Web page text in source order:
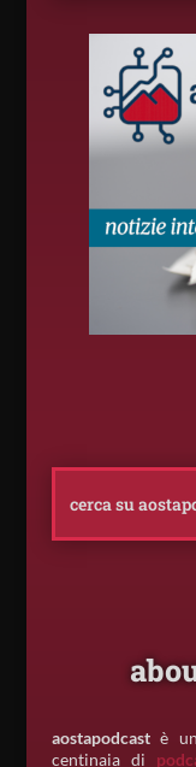
aostapodcastè
centinaia di